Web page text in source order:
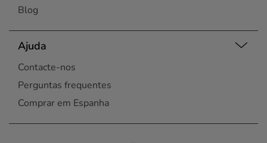
Blog
Ajuda
Contacte-nos
Perguntas frequentes
Comprar em Espanha